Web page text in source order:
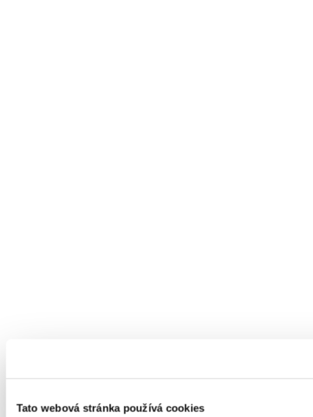
Tato webová stránka používá cookies